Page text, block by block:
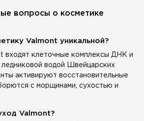
вопросы о косметике
Valmont уникальной?
входят клеточные комплексы ДНК и
водой Швейцарских
активируют восстановительные
с морщинами, сухостью и
Valmont?